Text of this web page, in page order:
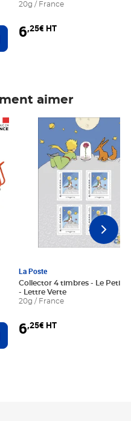
au panier
20g / France
6,25€ HT
aimer
au panier
La Poste
Collector 4 timbres - Le Petit
- Lettre Verte
20g / France
6,25€ HT
Prix 6,25€ HT